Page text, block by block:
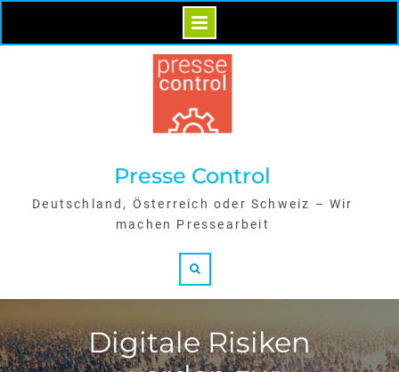
Skip
Presse Control
Deutschland, Österreich oder Schweiz – Wir
machen Pressearbeit
Digitale Risiken